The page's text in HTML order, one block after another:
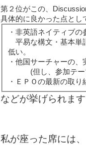
第２位がこの、
具体的に良かった点とし
・非英語ネイティブ
平易な構文・基本単
低い。
・他国サーチャーの
(但し、参加テーマ
・ＥＰＯの最新の取
などが挙げられま
私が座った席には、